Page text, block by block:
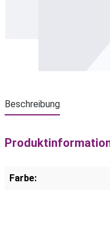
Beschreibung
Farbe: